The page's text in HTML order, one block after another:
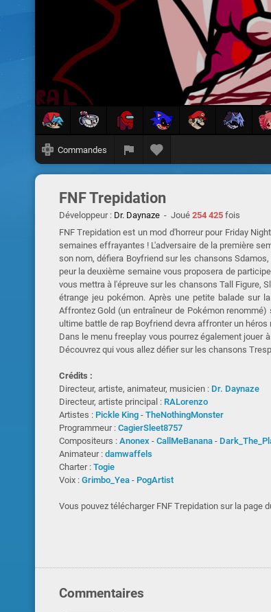
Commandes
FNF Trepidation
Développeur : Dr. Daynaze- Joué 254 425fois
FNF Trepidation est un mod d'horreur pour Friday
semaines effrayantes ! L'adversaire de la première
son nom, défiera Boyfriend sur les chansons
peur la deuxième semaine vous proposera de
vous mettra à l'épreuve sur les chansons Tall Figure,
étrange jeu pokémon. Après une petite balade sur
Affrontez Gold (un entraîneur de Pokémon
ultime battle de rap Boyfriend devra affronter un
Dans le menu freeplay vous pourrez également
Découvrez qui vous allez défier sur les chansons
Crédits :
Directeur, artiste, animateur, musicien : Dr. Daynaze
Directeur, artiste principal : RALorenzo
Artistes : Pickle King- TheNothingMonster
Programmeur : CagierSleet8757
Compositeurs : Anonex - CallMeBanana-
Animateur : damwaffels
Charter : Togie
Voix : Grimbo_Yea- PogArtist
Vous pouvez télécharger FNF Trepidation sur la page
Commentaires